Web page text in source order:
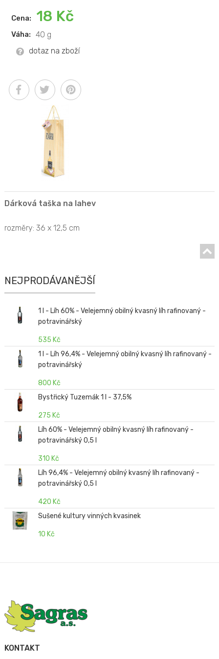
Cena: 18 Kč
Váha:
40 g
dotaz na zboží
Dárková taška na lahev
rozměry: 36 x 12,5 cm
NEJPRODÁVANĚJŠÍ
1 l - Líh 60% - Velejemný obilný kvasný líh rafinovaný -
potravinářský
535 Kč
1 l - Líh 96,4% - Velejemný obilný kvasný líh rafinovaný -
potravinářský
800 Kč
Bystřický Tuzemák 1 l - 37,5%
275 Kč
Líh 60% - Velejemný obilný kvasný líh rafinovaný -
potravinářský 0,5 l
310 Kč
Líh 96,4% - Velejemný obilný kvasný líh rafinovaný -
potravinářský 0,5 l
420 Kč
Sušené kultury vinných kvasinek
10 Kč
KONTAKT